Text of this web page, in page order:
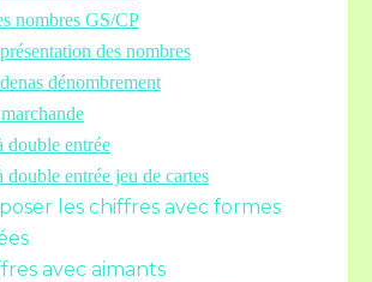
nombres GS/CP
des nombres
dénombrement
double entrée
double entrée jeu de cartes
les chiffres avec formes
avec aimants